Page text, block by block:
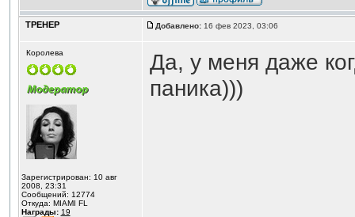
ТРЕНЕР Добавлено:16 фев 2023, 03:06
Королева
Зарегистрирован: 10 авг
2008, 23:31
Сообщений: 12774
Откуда: MIAMI FL
Награды: 19
Да, у меня даже
паника)))